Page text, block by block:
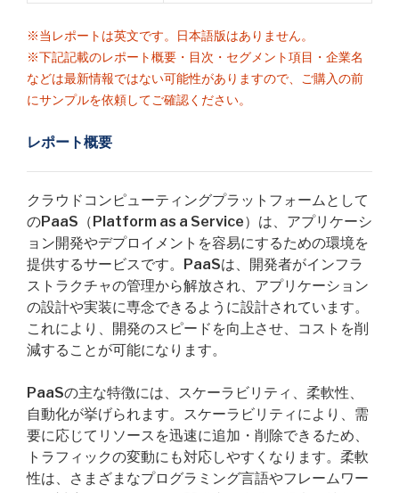
※当レポートは英文です。日本語版はありません。
※下記記載のレポート概要・目次・セグメント項目・企業名
などは最新情報ではない可能性がありますので、ご購入の前
にサンプルを依頼してご確認ください。
レポート概要
クラウドコンピューティングプラットフォームとして
のPaaS（Platform as a Service）は、アプリケーシ
ョン開発やデプロイメントを容易にするための環境を
提供するサービスです。PaaSは、開発者がインフラ
ストラクチャの管理から解放され、アプリケーション
の設計や実装に専念できるように設計されています。
これにより、開発のスピードを向上させ、コストを削
減することが可能になります。
PaaSの主な特徴には、スケーラビリティ、柔軟性、
自動化が挙げられます。スケーラビリティにより、需
要に応じてリソースを迅速に追加・削除できるため、
トラフィックの変動にも対応しやすくなります。柔軟
性は、さまざまなプログラミング言語やフレームワー